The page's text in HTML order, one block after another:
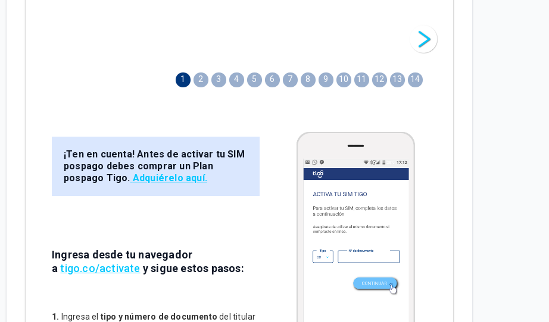
1 2 3 4 5 6 7 8 9 10 11 12 13 14
¡Ten en cuenta! Antes de activar tu SIM
pospago debes comprar un Plan
pospago Tigo. Adquiérelo aquí.
Ingresa desde tu navegador
atigo.co/activate y sigue estos pasos:
1. Ingresa el tipo y número de documento del titular